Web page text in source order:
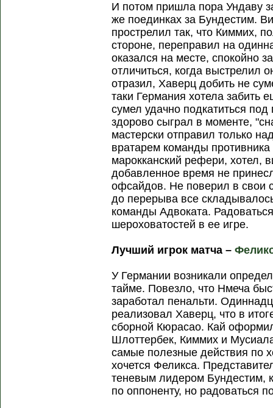
И потом пришла пора Ундаву
же поединках за Бундестим.
прострелил так, что Киммих,
стороне, переправил на
оказался на месте, спокойно
отличиться, когда выстрелил
отразил, Хаверц добить не
таки Германия хотела забить
сумел удачно подкатиться
здорово сыграл в моменте,
мастерски отправил только
вратарем команды
марокканский рефери, хотел,
добавленное время не
офсайдов. Не поверил в свои
до перерыва все
команды Адвоката.
шероховатостей в ее игре.
Лучший игрок матча –
У Германии возникали
тайме. Повезло, что Нмеча
заработал пенальти.
реализовал Хаверц, что в
сборной Кюрасао. Кай
Шлоттербек, Киммих и
самые полезные действия по
хочется Феликса.
теневым лидером Бундестим,
по оппоненту, но радоваться